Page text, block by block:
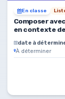
En classe
Composer
en contexte
date à
À déterminer